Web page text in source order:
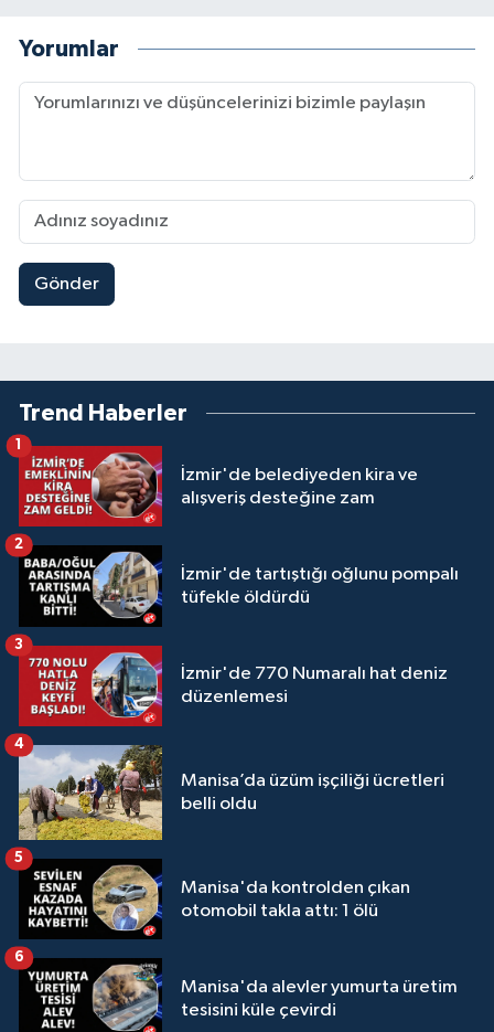
Yorumlar
Gönder
Trend Haberler
İzmir'de belediyeden kira ve
alışveriş desteğine zam
İzmir'de tartıştığı oğlunu pompalı
tüfekle öldürdü
2
İzmir'de 770 Numaralı hat deniz
düzenlemesi
3
Manisa’da üzüm işçiliği ücretleri
belli oldu
4
Manisa'da kontrolden çıkan
otomobil takla attı: 1 ölü
5
Manisa'da alevler yumurta üretim
tesisini küle çevirdi
6